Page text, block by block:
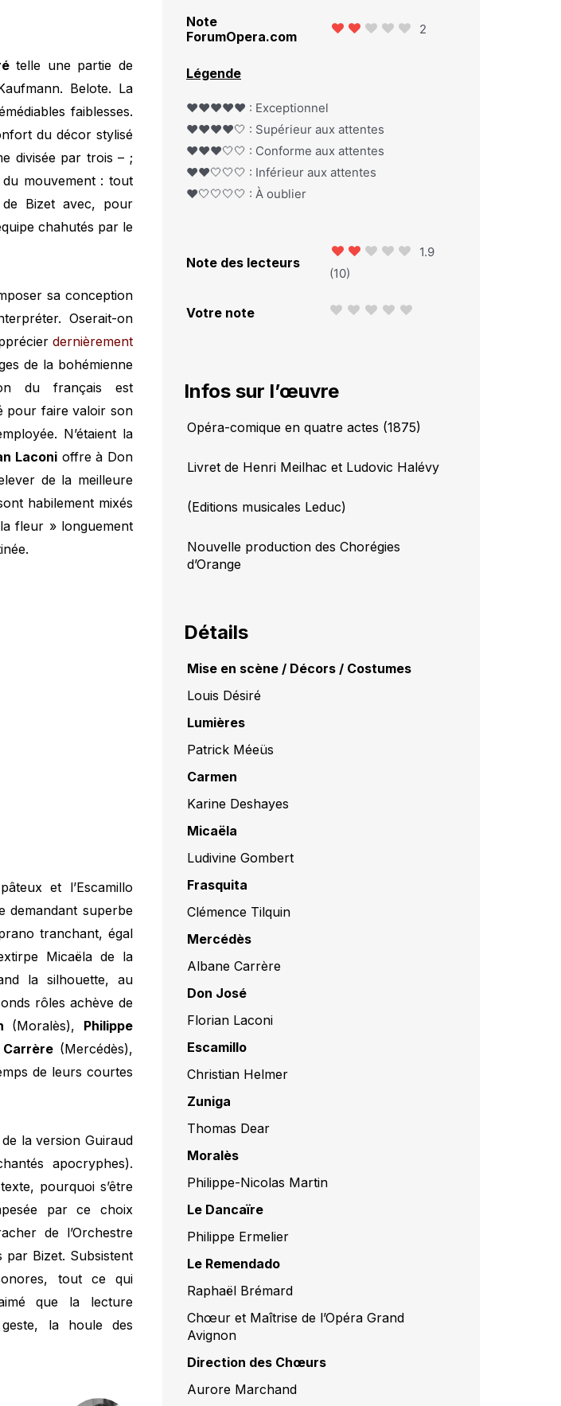
telle une partie de
Belote. La
faiblesses.
du décor stylisé
divisée par trois – ;
du mouvement : tout
Bizet avec, pour
chahutés par le
sa conception
Oserait-on
dernièrement
de la bohémienne
du français est
pour faire valoir son
N’étaient la
Laconioffre à Don
de la meilleure
habilement mixés
fleur » longuement
et l’Escamillo
demandant superbe
tranchant, égal
Micaëla de la
la silhouette, au
rôles achève de
(Moralès), Philippe
(Mercédès),
de leurs courtes
la version Guiraud
apocryphes).
pourquoi s’être
par ce choix
de l’Orchestre
par Bizet. Subsistent
tout ce qui
que la lecture
geste, la houle des
Note
ForumOpera.com
2
Légende
❤️❤️❤️❤️❤️ : Exceptionnel
❤️❤️❤️❤️🤍 : Supérieur aux attentes
❤️❤️❤️🤍🤍 : Conforme aux attentes
❤️❤️🤍🤍🤍 : Inférieur aux attentes
❤️🤍🤍🤍🤍 : À oublier
Note des lecteurs
1.9
(10)
Votre note
Infos sur l’œuvre
Opéra-comique en quatre actes (1875)
Livret de Henri Meilhac et Ludovic Halévy
(Editions musicales Leduc)
Nouvelle production des Chorégies
d’Orange
Détails
Mise en scène / Décors / Costumes
Louis Désiré
Lumières
Patrick Méeüs
Carmen
Karine Deshayes
Micaëla
Ludivine Gombert
Frasquita
Clémence Tilquin
Mercédès
Albane Carrère
Don José
Florian Laconi
Escamillo
Christian Helmer
Zuniga
Thomas Dear
Moralès
Philippe-Nicolas Martin
Le Dancaïre
Philippe Ermelier
Le Remendado
Raphaël Brémard
Chœur et Maîtrise de l’Opéra Grand
Avignon
Direction des Chœurs
Aurore Marchand